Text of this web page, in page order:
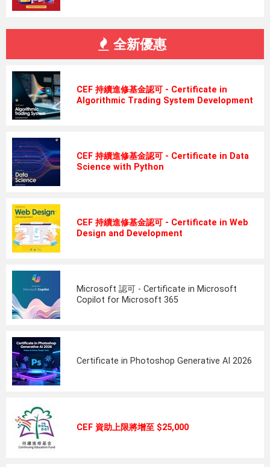
全新優惠
CEF 持續進修基金認可 - Certificate in
Algorithmic Trading System Development
CEF 持續進修基金認可 - Certificate in Data
Science with Python
CEF 持續進修基金認可 - Certificate in Web
Design and Development
Microsoft 認可 - Certificate in Microsoft
Copilot for Microsoft 365
Certificate in Photoshop Generative AI 2026
CEF 資助上限將增至 $25,000